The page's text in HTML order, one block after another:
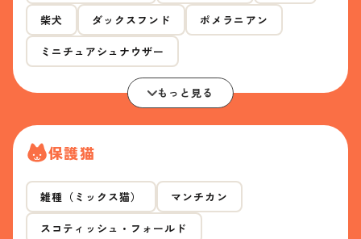
柴犬 ダックスフンド ポメラニアン
ミニチュアシュナウザー
もっと見る
保護猫
雑種（ミックス猫） マンチカン
スコティッシュ・フォールド